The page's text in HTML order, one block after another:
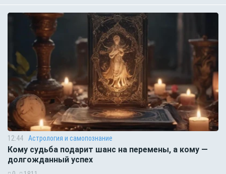
12:44 Астрология и самопознание
Кому судьба подарит шанс на перемены, а кому —
долгожданный успех